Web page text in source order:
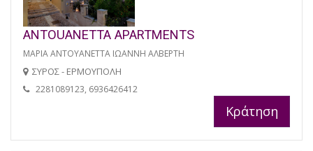
ANTOUANETTA APARTMENTS
ΜΑΡΙΑ ΑΝΤΟΥΑΝΕΤΤΑ ΙΩΑΝΝΗ ΑΛΒΕΡΤΗ
ΣΥΡΟΣ - ΕΡΜΟΥΠΟΛΗ
2281089123, 6936426412
Κράτηση